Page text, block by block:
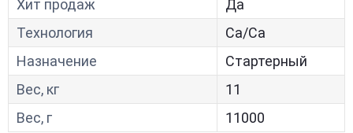
Хит продаж
Да
Технология
Са/Са
Назначение
Стартерный
Вес, кг
11
Вес, г
11000